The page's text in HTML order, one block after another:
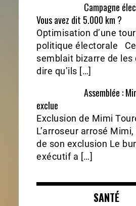
Campagne
Vous avez dit 5.000 km ?
Optimisation d’une
politique électorale
semblait bizarre de les
dire qu’ils […]
Assemblée :
exclue
Exclusion de Mimi
L’arroseur arrosé Mimi,
de son exclusion Le
exécutif a […]
SANTÉ